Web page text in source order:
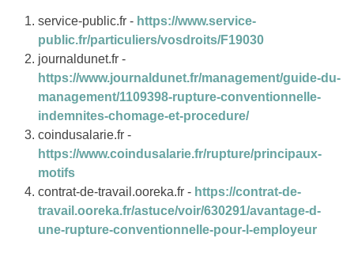
service-public.fr - https://www.service-
public.fr/particuliers/vosdroits/F19030
journaldunet.fr -
https://www.journaldunet.fr/management/guide-du-
management/1109398-rupture-conventionnelle-
indemnites-chomage-et-procedure/
coindusalarie.fr -
https://www.coindusalarie.fr/rupture/principaux-
motifs
contrat-de-travail.ooreka.fr - https://contrat-de-
travail.ooreka.fr/astuce/voir/630291/avantage-d-
une-rupture-conventionnelle-pour-l-employeur